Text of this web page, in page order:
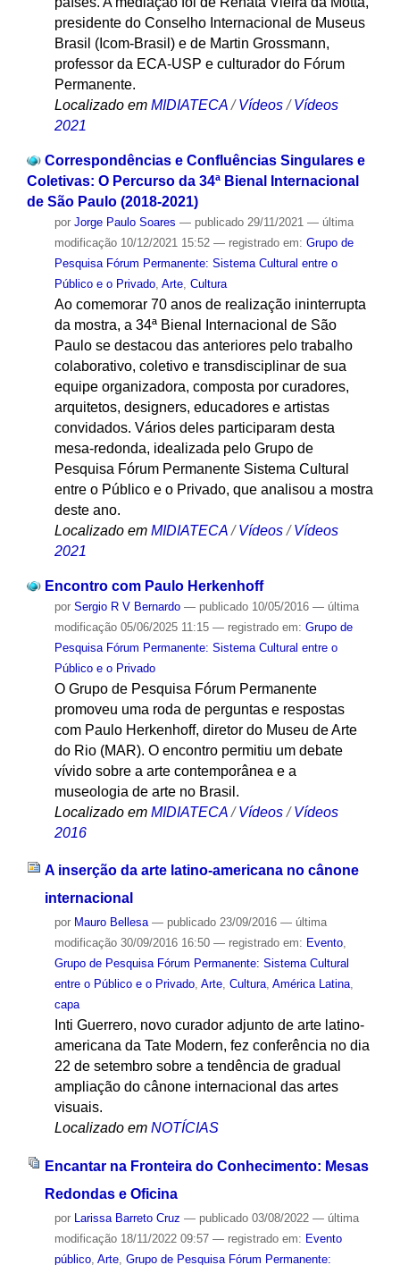
presidente do Conselho Internacional de Museus
Brasil (Icom-Brasil) e de Martin Grossmann,
professor da ECA-USP e culturador do Fórum
Permanente.
Localizado em MIDIATECA /Vídeos /Vídeos
2021
Correspondências e Confluências Singulares e
Coletivas: O Percurso da 34ª Bienal Internacional
de São Paulo (2018-2021)
por Jorge Paulo Soares — publicado29/11/2021 — última
modificação10/12/2021 15:52 — registrado em: Grupo de
Pesquisa Fórum Permanente: Sistema Cultural entre o
Público e o Privado, Arte, Cultura
Ao comemorar 70 anos de realização ininterrupta
da mostra, a 34ª Bienal Internacional de São
Paulo se destacou das anteriores pelo trabalho
colaborativo, coletivo e transdisciplinar de sua
equipe organizadora, composta por curadores,
arquitetos, designers, educadores e artistas
convidados. Vários deles participaram desta
mesa-redonda, idealizada pelo Grupo de
Pesquisa Fórum Permanente Sistema Cultural
entre o Público e o Privado, que analisou a mostra
deste ano.
Localizado em MIDIATECA /Vídeos /Vídeos
2021
Encontro com Paulo Herkenhoff
por Sergio R V Bernardo — publicado10/05/2016 — última
modificação05/06/2025 11:15 — registrado em: Grupo de
Pesquisa Fórum Permanente: Sistema Cultural entre o
Público e o Privado
O Grupo de Pesquisa Fórum Permanente
promoveu uma roda de perguntas e respostas
com Paulo Herkenhoff, diretor do Museu de Arte
do Rio (MAR). O encontro permitiu um debate
vívido sobre a arte contemporânea e a
museologia de arte no Brasil.
Localizado em MIDIATECA /Vídeos /Vídeos
2016
A inserção da arte latino-americana no cânone
internacional
por Mauro Bellesa — publicado23/09/2016 — última
modificação30/09/2016 16:50 — registrado em: Evento,
Grupo de Pesquisa Fórum Permanente: Sistema Cultural
entre o Público e o Privado, Arte, Cultura, América Latina,
capa
Inti Guerrero, novo curador adjunto de arte latino-
americana da Tate Modern, fez conferência no dia
22 de setembro sobre a tendência de gradual
ampliação do cânone internacional das artes
visuais.
Localizado em NOTÍCIAS
Encantar na Fronteira do Conhecimento: Mesas
Redondas e Oficina
por Larissa Barreto Cruz — publicado03/08/2022 — última
modificação18/11/2022 09:57 — registrado em: Evento
público, Arte, Grupo de Pesquisa Fórum Permanente: